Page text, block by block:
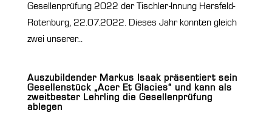
Gesellenprüfung 2022 der Tischler-Innung Hersfeld-
Rotenburg, 22.07.2022. Dieses Jahr konnten gleich
zwei unserer...
Auszubildender Markus Isaak präsentiert sein
Gesellenstück „Acer Et Glacies“ und kann als
zweitbester Lehrling die Gesellenprüfung
ablegen